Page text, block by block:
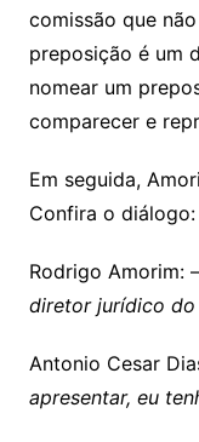
comissão que
preposição é um
nomear um
comparecer e
Em seguida,
Confira o diálogo:
Rodrigo Amorim: –
diretor jurídico do
Antonio Cesar
apresentar, eu